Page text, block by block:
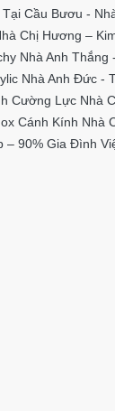
Cầu Bươu -
Chị Hương –
Nhà Anh Thắng
Nhà Anh Đức -
Cường Lực Nhà
Cánh Kính Nhà
– 90% Gia Đình